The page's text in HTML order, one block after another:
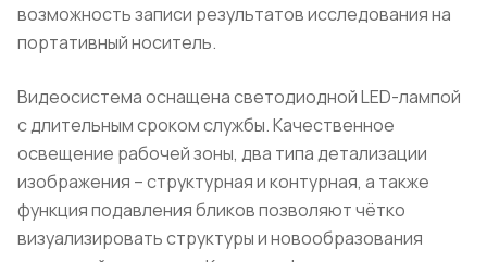
возможность записи результатов исследования на
портативный носитель.
Видеосистема оснащена светодиодной LED-лампой
с длительным сроком службы. Качественное
освещение рабочей зоны, два типа детализации
изображения – структурная и контурная, а также
функция подавления бликов позволяют чётко
визуализировать структуры и новообразования